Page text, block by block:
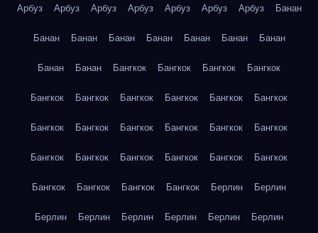
Арбуз Арбуз Арбуз Арбуз Арбуз Арбуз Арбуз Банан
Банан Банан Банан Банан Банан Банан Банан
Банан Банан Бангкок Бангкок Бангкок Бангкок
Бангкок Бангкок Бангкок Бангкок Бангкок Бангкок
Бангкок Бангкок Бангкок Бангкок Бангкок Бангкок
Бангкок Бангкок Бангкок Бангкок Бангкок Бангкок
Бангкок Бангкок Бангкок Бангкок Берлин Берлин
Берлин Берлин Берлин Берлин Берлин Берлин